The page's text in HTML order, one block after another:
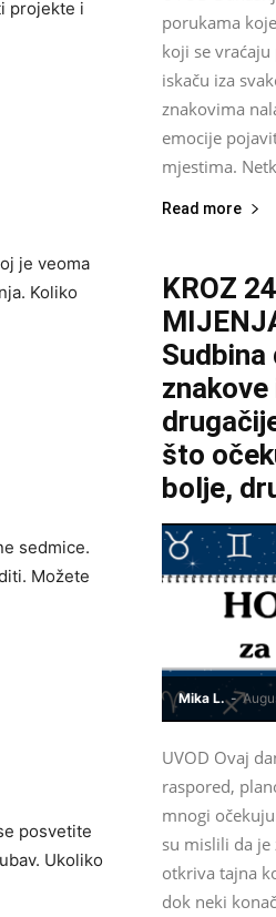
projekte i
je veoma
Koliko
sedmice.
Možete
posvetite
Ukoliko
porukama
koji se
iskaču iza
znakovima
emocije
mjestima.
Read more
KROZ
Sudbina
što
bolje,
Mika L. -
UVOD Ovaj
raspored,
mnogi
su mislili da je
otkriva tajna
dok neki